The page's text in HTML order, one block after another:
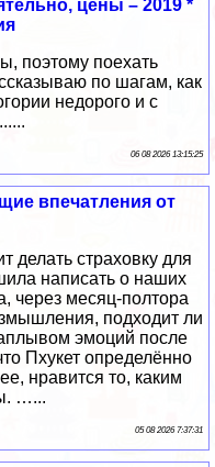
цены – 2019 *
поэтому поехать
по шагам, как
недорого и с
06 08 2026 13:15:25
впечатления от
делать страховку для
написать о наших
через месяц-полтора
подходит ли
эмоций после
Пхукет определённо
нравится то, каким
…...
05 08 2026 7:37:31